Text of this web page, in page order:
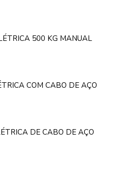
500 KG MANUAL
COM CABO DE AÇO
DE CABO DE AÇO